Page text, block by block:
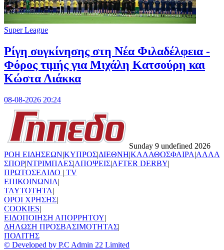
Super League
Ρίγη συγκίνησης στη Νέα Φιλαδέλφεια -
Φόρος τιμής για Μιχάλη Κατσούρη και
Κώστα Λιάκκα
08-08-2026 20:24
Sunday 9 undefined 2026
ΡΟΗ ΕΙΔΗΣΕΩΝ|ΚΥΠΡΟΣ|ΔΙΕΘΝΗ|ΚΑΛΑΘΟΣΦΑΙΡΑ|ΑΛΛΑ
ΣΠΟΡ|ΝΤΡΙΜΠΛΕΣ|ΑΠΟΨΕΙΣ|AFTER DERBY|
ΠΡΩΤΟΣΕΛΙΔΟ | TV
ΕΠΙΚΟΙΝΩΝΙΑ|
TAYTOTHTA|
ΟΡΟΙ ΧΡΗΣΗΣ|
COOKIES|
ΕΙΔΟΠΟΙΗΣΗ ΑΠΟΡΡΗΤΟΥ|
ΔΗΛΩΣΗ ΠΡΟΣΒΑΣΙΜΟΤΗΤΑΣ|
ΠΟΛΙΤΗΣ
© Developed by P.C Admin 22 Limited